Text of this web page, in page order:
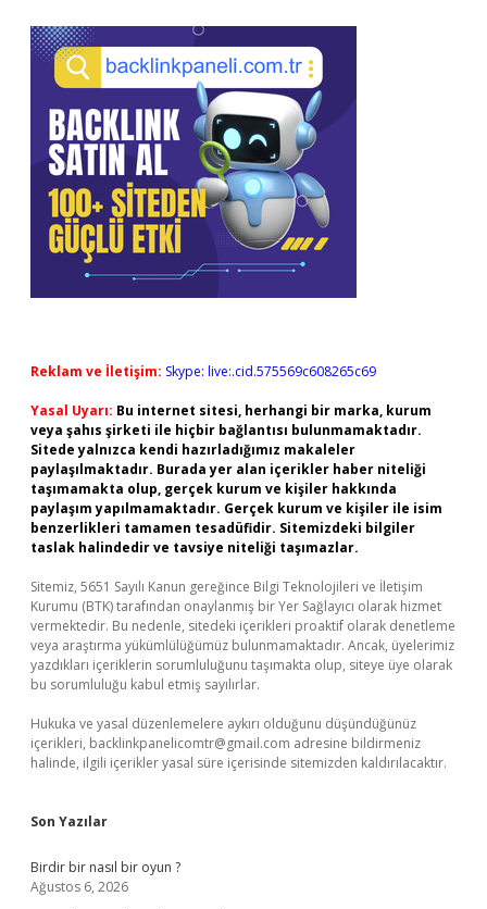
Sidebar
Reklam ve İletişim: Skype: live:.cid.575569c608265c69
Yasal Uyarı: Bu internet sitesi, herhangi bir marka, kurum
veya şahıs şirketi ile hiçbir bağlantısı bulunmamaktadır.
Sitede yalnızca kendi hazırladığımız makaleler
paylaşılmaktadır. Burada yer alan içerikler haber niteliği
taşımamakta olup, gerçek kurum ve kişiler hakkında
paylaşım yapılmamaktadır. Gerçek kurum ve kişiler ile isim
benzerlikleri tamamen tesadüfidir. Sitemizdeki bilgiler
taslak halindedir ve tavsiye niteliği taşımazlar.
Sitemiz, 5651 Sayılı Kanun gereğince Bilgi Teknolojileri ve İletişim
Kurumu (BTK) tarafından onaylanmış bir Yer Sağlayıcı olarak hizmet
vermektedir. Bu nedenle, sitedeki içerikleri proaktif olarak denetleme
veya araştırma yükümlülüğümüz bulunmamaktadır. Ancak, üyelerimiz
yazdıkları içeriklerin sorumluluğunu taşımakta olup, siteye üye olarak
bu sorumluluğu kabul etmiş sayılırlar.
Hukuka ve yasal düzenlemelere aykırı olduğunu düşündüğünüz
içerikleri, backlinkpanelicomtr@gmail.com adresine bildirmeniz
halinde, ilgili içerikler yasal süre içerisinde sitemizden kaldırılacaktır.
Son Yazılar
Birdir bir nasıl bir oyun ?
Ağustos 6, 2026